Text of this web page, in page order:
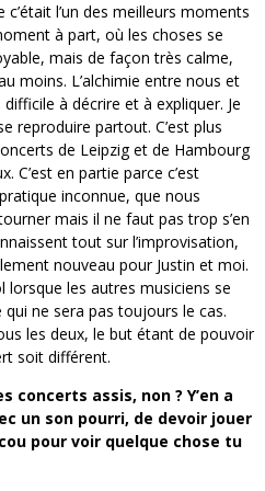
l’un des meilleurs moments
à part, où les choses se
mais de façon très calme,
moins. L’alchimie entre nous et
à décrire et à expliquer. Je
reproduire partout. C’est plus
de Leipzig et de Hambourg
C’est en partie parce c’est
inconnue, que nous
mais il ne faut pas trop s’en
tout sur l’improvisation,
nouveau pour Justin et moi.
lorsque les autres musiciens se
ne sera pas toujours le cas.
les deux, le but étant de pouvoir
soit différent.
concerts assis, non ? Y’en a
un son pourri, de devoir jouer
pour voir quelque chose tu